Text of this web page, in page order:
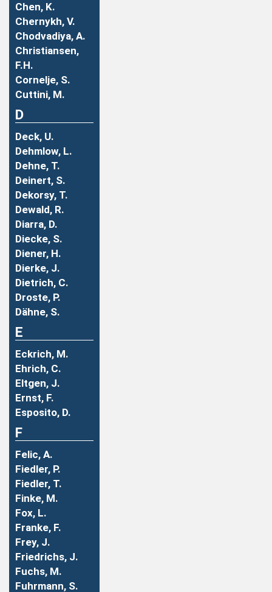
Chen, K.
Chernykh, V.
Chodvadiya, A.
Christiansen,
F.H.
Cornelje, S.
Cuttini, M.
D
Deck, U.
Dehmlow, L.
Dehne, T.
Deinert, S.
Dekorsy, T.
Dewald, R.
Diarra, D.
Diecke, S.
Diener, H.
Dierke, J.
Dietrich, C.
Droste, P.
Dähne, S.
E
Eckrich, M.
Ehrich, C.
Eltgen, J.
Ernst, F.
Esposito, D.
F
Felic, A.
Fiedler, P.
Fiedler, T.
Finke, M.
Fox, L.
Franke, F.
Frey, J.
Friedrichs, J.
Fuchs, M.
Fuhrmann, S.